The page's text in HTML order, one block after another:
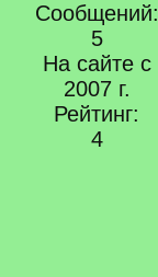
Сообщений:
5
На сайте с
2007 г.
Рейтинг:
4